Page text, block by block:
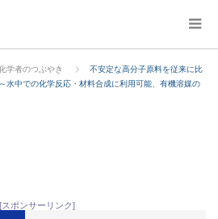
学者のつぶやき
不安定な高分子原料を従来に比
水中での化学反応・材料合成に利用可能、有機溶媒の
[スポンサーリンク]